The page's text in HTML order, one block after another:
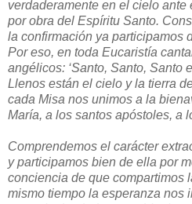
verdaderamente en el cielo ante
por obra del Espíritu Santo.
la confirmación ya participamos
Por eso, en toda Eucaristía
angélicos: ‘Santo, Santo, Santo
Llenos están el cielo y la tierra
cada Misa nos unimos a la
María, a los santos apóstoles, a
Comprendemos el carácter
y participamos bien de ella por
conciencia de que compartimos
mismo tiempo la esperanza nos